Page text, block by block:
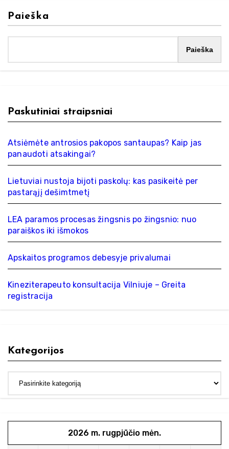
Paieška
Paieška
Paskutiniai straipsniai
Atsiėmėte antrosios pakopos santaupas? Kaip jas
panaudoti atsakingai?
Lietuviai nustoja bijoti paskolų: kas pasikeitė per
pastarąjį dešimtmetį
LEA paramos procesas žingsnis po žingsnio: nuo
paraiškos iki išmokos
Apskaitos programos debesyje privalumai
Kineziterapeuto konsultacija Vilniuje – Greita
registracija
Kategorijos
2026 m. rugpjūčio mėn.